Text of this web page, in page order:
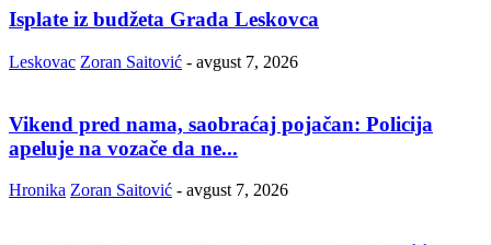
Isplate iz budžeta Grada Leskovca
Leskovac Zoran Saitović - avgust 7, 2026
Vikend pred nama, saobraćaj pojačan: Policija
apeluje na vozače da ne...
Hronika Zoran Saitović - avgust 7, 2026